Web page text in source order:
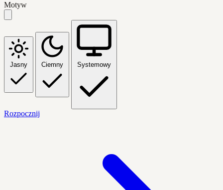
Motyw
Jasny Ciemny Systemowy
Rozpocznij